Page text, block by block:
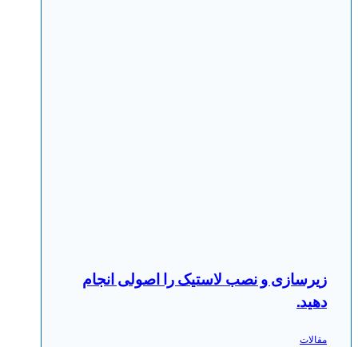
زیرسازی و نصب لاستیک را اصولی انجام
دهید.
مقالات